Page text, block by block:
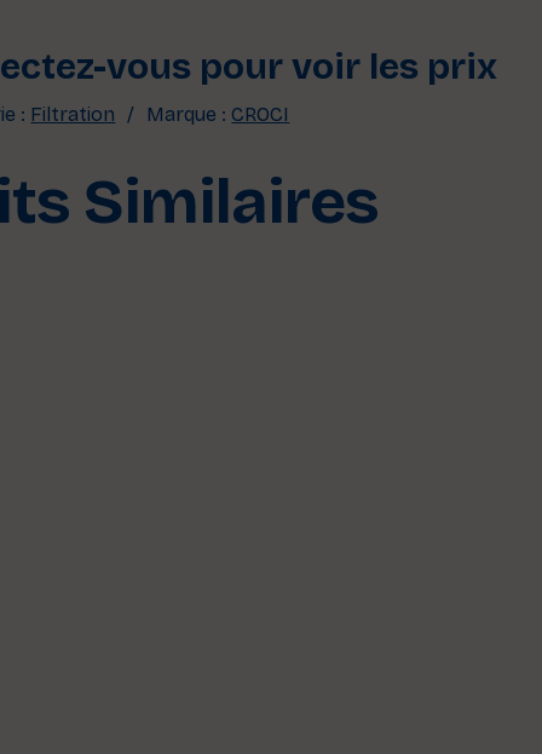
vous pour voir les prix
: Filtration Marque : CROCI
Similaires